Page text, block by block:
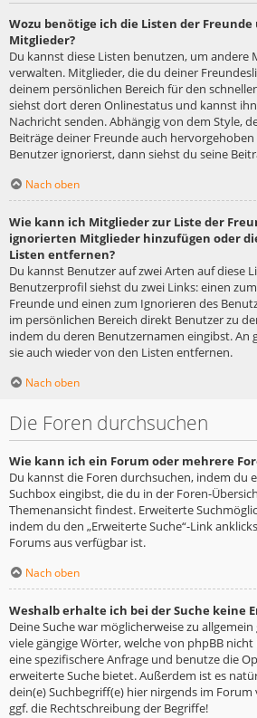
Wozu benötige ich die Listen der
Mitglieder?
Du kannst diese Listen benutzen, um andere
verwalten. Mitglieder, die du deiner
deinem persönlichen Bereich für den
siehst dort deren Onlinestatus und kannst
Nachricht senden. Abhängig von dem Style,
Beiträge deiner Freunde auch
Benutzer ignorierst, dann siehst du seine
Nach oben
Wie kann ich Mitglieder zur Liste der
ignorierten Mitglieder hinzufügen oder
Listen entfernen?
Du kannst Benutzer auf zwei Arten auf diese
Benutzerprofil siehst du zwei Links: einen
Freunde und einen zum Ignorieren des
im persönlichen Bereich direkt Benutzer zu
indem du deren Benutzernamen eingibst. An
sie auch wieder von den Listen entfernen.
Nach oben
Die Foren durchsuchen
Wie kann ich ein Forum oder mehrere
Du kannst die Foren durchsuchen, indem du
Suchbox eingibst, die du in der Foren-
Themenansicht findest. Erweiterte
indem du den „Erweiterte Suche“-Link
Forums aus verfügbar ist.
Nach oben
Weshalb erhalte ich bei der Suche keine
Deine Suche war möglicherweise zu
viele gängige Wörter, welche von phpBB
eine spezifischere Anfrage und benutze die
erweiterte Suche bietet. Außerdem ist es
dein(e) Suchbegriff(e) hier nirgends im
ggf. die Rechtschreibung der Begriffe!